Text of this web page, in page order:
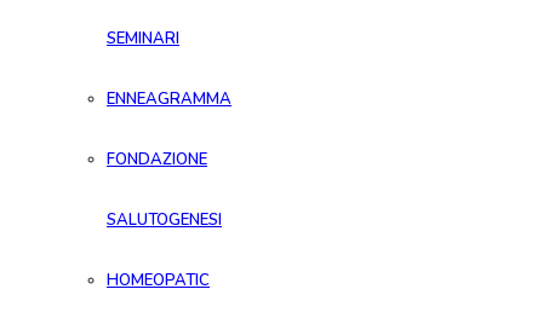
SEMINARI
ENNEAGRAMMA
FONDAZIONE
SALUTOGENESI
HOMEOPATIC